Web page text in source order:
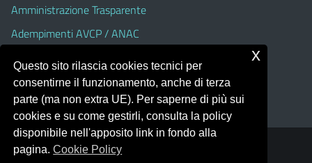
Amministrazione Trasparente
Adempimenti AVCP / ANAC
Dichiarazione di accessibilità
Portale realizzato con la piattaforma
Questo sito rilascia cookies tecnici per
consentirne il funzionamento, anche di terza
parte (ma non extra UE). Per saperne di più sui
cookies e su come gestirli, consulta la policy
disponibile nell'apposito link in fondo alla
pagina.Cookie Policy
x